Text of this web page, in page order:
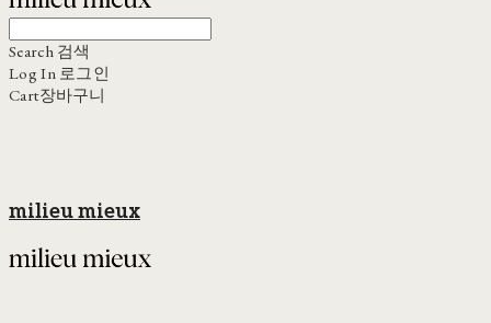
Search 검색
Log In 로그인
Cart장바구니
milieu mieux